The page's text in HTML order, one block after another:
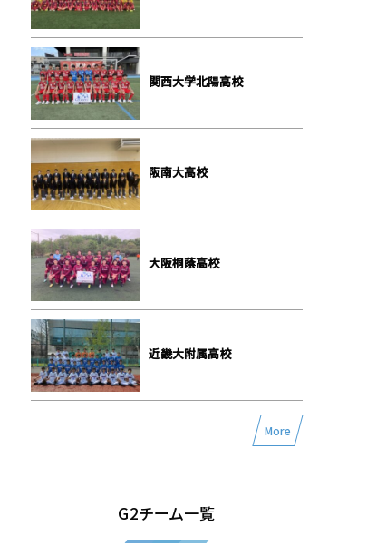
関西大学北陽高校
阪南大高校
大阪桐蔭高校
近畿大附属高校
More
G2チーム一覧